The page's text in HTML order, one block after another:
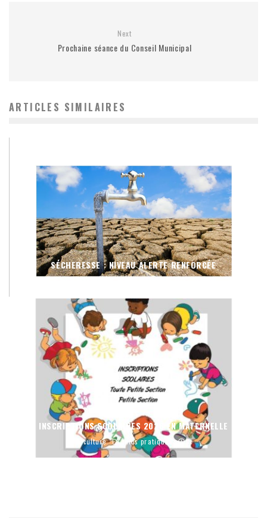
Next
Prochaine séance du Conseil Municipal
ARTICLES SIMILAIRES
SÉCHERESSE : NIVEAU ALERTE RENFORCÉE
INSCRIPTIONS SCOLAIRES 2026 EN MATERNELLE
culture Infos pratiques